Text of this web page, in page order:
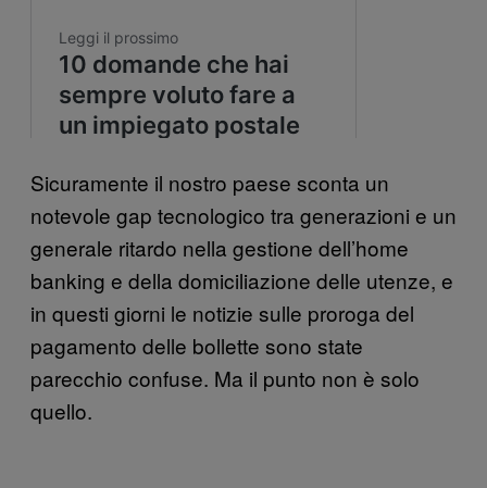
Sicuramente il nostro paese sconta un
notevole gap tecnologico tra generazioni e un
generale ritardo nella gestione dell’home
banking e della domiciliazione delle utenze, e
in questi giorni le notizie sulle proroga del
pagamento delle bollette sono state
parecchio confuse. Ma il punto non è solo
quello.